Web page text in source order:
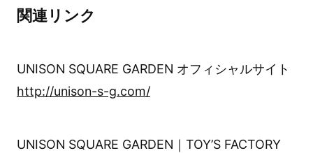
関連リンク
UNISON SQUARE GARDEN オフィシャルサイト
http://unison-s-g.com/
UNISON SQUARE GARDEN｜TOY’S FACTORY